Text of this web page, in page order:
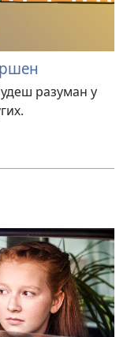
разуман у